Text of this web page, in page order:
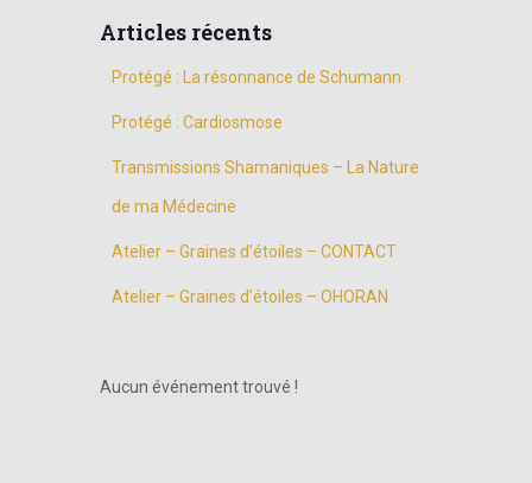
Articles récents
Protégé : La résonnance de Schumann
Protégé : Cardiosmose
Transmissions Shamaniques – La Nature
de ma Médecine
Atelier – Graines d’étoiles – CONTACT
Atelier – Graines d’étoiles – OHORAN
Aucun événement trouvé !